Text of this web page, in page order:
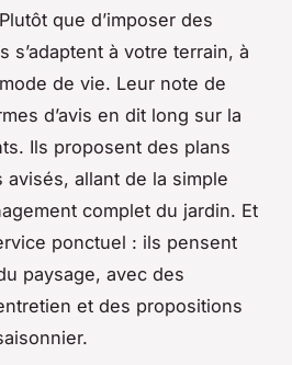
que d’imposer des
s’adaptent à votre terrain, à
de vie. Leur note de
d’avis en dit long sur la
Ils proposent des plans
allant de la simple
complet du jardin. Et
ponctuel : ils pensent
paysage, avec des
et des propositions